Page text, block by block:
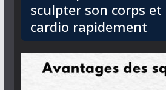
sculpter son corps
cardio rapidement